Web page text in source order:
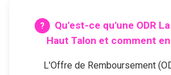
Qu'est-ce qu'une ODR
Haut Talon et comment
L'Offre de Remboursement